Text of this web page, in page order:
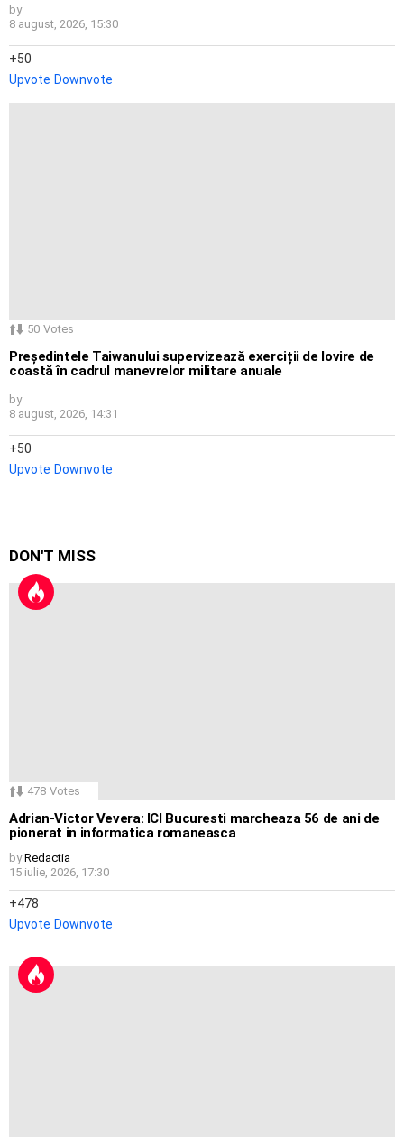
by
8 august, 2026, 15:30
50
Upvote Downvote
50 Votes
Președintele Taiwanului supervizează exerciții de lovire de
coastă în cadrul manevrelor militare anuale
by
8 august, 2026, 14:31
50
Upvote Downvote
DON'T MISS
478 Votes
Adrian-Victor Vevera: ICI Bucuresti marcheaza 56 de ani de
pionerat in informatica romaneasca
by Redactia
15 iulie, 2026, 17:30
478
Upvote Downvote